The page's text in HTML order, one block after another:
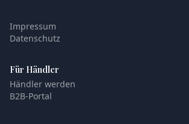
Impressum
Datenschutz
Für Händler
Händler werden
B2B-Portal